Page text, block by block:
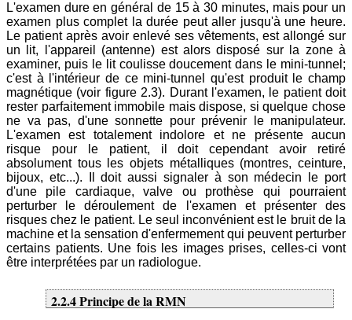
L'examen dure en général de 15 à 30 minutes, mais pour un
examen plus complet la durée peut aller jusqu'à une heure.
Le patient après avoir enlevé ses vêtements, est allongé sur
un lit, l'appareil (antenne) est alors disposé sur la zone à
examiner, puis le lit coulisse doucement dans le mini-tunnel;
c'est à l'intérieur de ce mini-tunnel qu'est produit le champ
magnétique (voir figure 2.3). Durant l'examen, le patient doit
rester parfaitement immobile mais dispose, si quelque chose
ne va pas, d'une sonnette pour prévenir le manipulateur.
L'examen est totalement indolore et ne présente aucun
risque pour le patient, il doit cependant avoir retiré
absolument tous les objets métalliques (montres, ceinture,
bijoux, etc...). Il doit aussi signaler à son médecin le port
d'une pile cardiaque, valve ou prothèse qui pourraient
perturber le déroulement de l'examen et présenter des
risques chez le patient. Le seul inconvénient est le bruit de la
machine et la sensation d'enfermement qui peuvent perturber
certains patients. Une fois les images prises, celles-ci vont
être interprétées par un radiologue.
2.2.4 Principe de la RMN